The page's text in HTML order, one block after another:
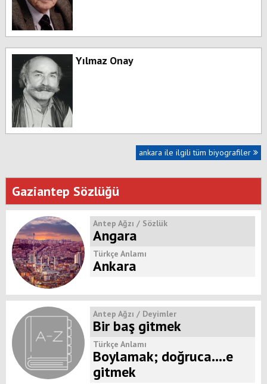
Yılmaz Onay
ankara ile ilgili tüm biyografiler
Gaziantep Sözlüğü
Antep Ağzı / Sözlük
Angara
Türkçe Anlamı
Ankara
Antep Ağzı / Deyimler
Bir baş gitmek
Türkçe Anlamı
Boylamak; doğruca....e
gitmek